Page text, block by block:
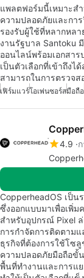
แพลตฟอร์มนี้เหมาะส
ความปลอดภัยและกา
รองรับผู้ใช้ที่หลากหล
งานรัฐบาล Santoku
ออนไลน์พร้อมเอกสา
เป็นตัวเลือกที่เข้าถึง
สามารถในการตรวจส
เฟิร์มแวร์โอเพ่นซอร์สมือถือ
4.9
CopperheadOS เป็
ซึ่งออกแบบมาเพื่อเพิ่
สำหรับอุปกรณ์ Pixel
การกำจัดการติดตาม
ธุรกิจที่ต้องการใช้โซ
ความปลอดภัยมือถือขั้
พื้นที่ทำงานและการแ